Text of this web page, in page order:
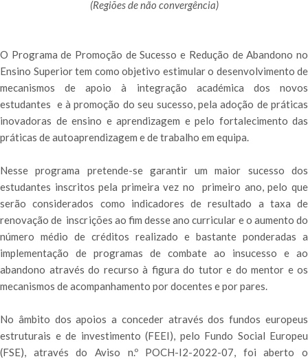
(Regiões de não convergência)
O Programa de Promoção de Sucesso e Redução de Abandono no
Ensino Superior tem como objetivo estimular o desenvolvimento de
mecanismos de apoio à integração académica dos novos
estudantes e à promoção do seu sucesso, pela adoção de práticas
inovadoras de ensino e aprendizagem e pelo fortalecimento das
práticas de autoaprendizagem e de trabalho em equipa.
Nesse programa pretende-se garantir um maior sucesso dos
estudantes inscritos pela primeira vez no primeiro ano, pelo que
serão considerados como indicadores de resultado a taxa de
renovação de inscrições ao fim desse ano curricular e o aumento do
número médio de créditos realizado e bastante ponderadas a
implementação de programas de combate ao insucesso e ao
abandono através do recurso à figura do tutor e do mentor e os
mecanismos de acompanhamento por docentes e por pares.
No âmbito dos apoios a conceder através dos fundos europeus
estruturais e de investimento (FEEI), pelo Fundo Social Europeu
(FSE), através do Aviso n.º POCH-I2-2022-07, foi aberto o